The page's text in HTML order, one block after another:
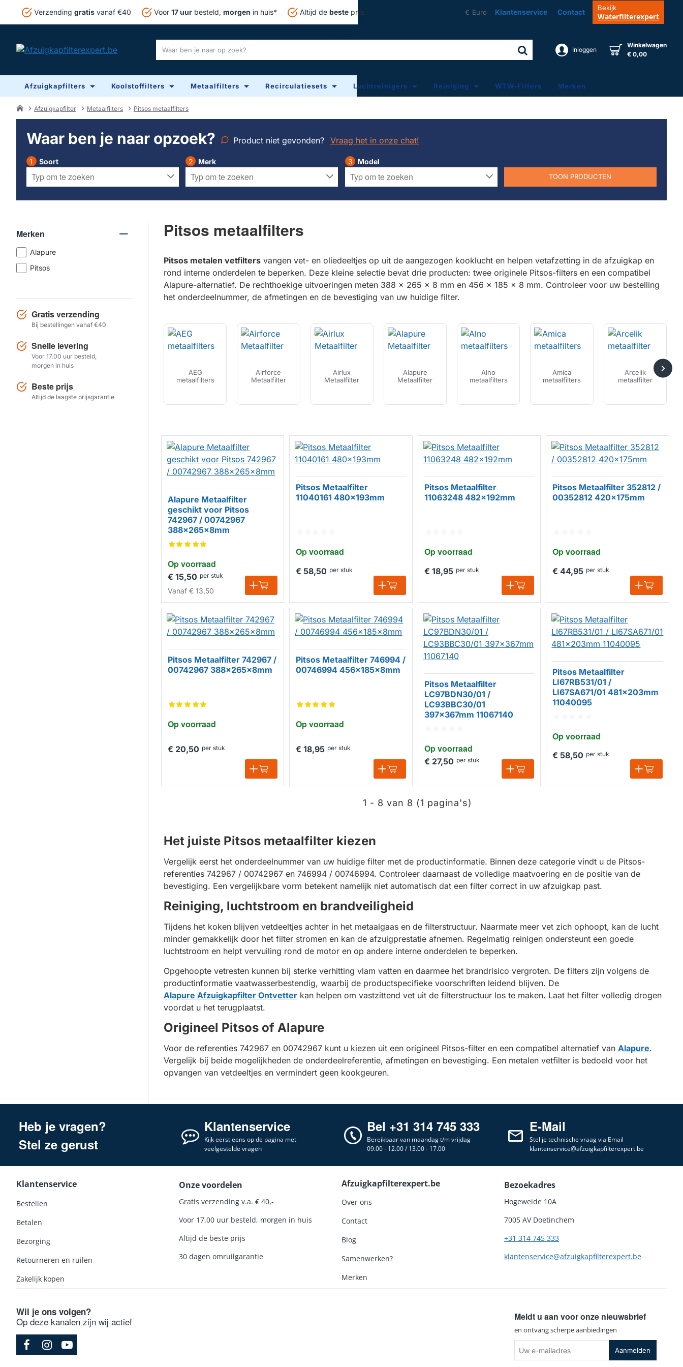
Verzending gratis vanaf €40 Voor 17 uur besteld, morgen in huis* Altijd de beste prijs € Euro Klantenservice Contact
Bekijk
Waterfilterexpert
Waar
je
naar
op
zoek?
Inloggen
Winkelwagen
€ 0,00
Afzuigkapfilters Koolstoffilters Metaalfilters Recirculatiesets Luchtreinigers Reiniging WTW-Filters Merken
Afzuigkapfilter Metaalfilters Pitsos metaalfilters
Waar ben je naar opzoek? Product niet gevonden? Vraag het in onze chat!
Soort Merk Model
TOON PRODUCTEN
Merken
Alapure
Pitsos
Gratis verzending
Bij bestellingen vanaf €40
Snelle levering
Voor 17.00 uur besteld,
morgen in huis
Beste prijs
Altijd de laagste prijsgarantie
Pitsos metaalfilters
Pitsos metalen vetfilters vangen vet- en oliedeeltjes op uit de aangezogen kooklucht en helpen vetafzetting in de afzuigkap en
rond interne onderdelen te beperken. Deze kleine selectie bevat drie producten: twee originele Pitsos-filters en een compatibel
Alapure-alternatief. De rechthoekige uitvoeringen meten 388 x 265 x 8 mm en 456 x 185 x 8 mm. Controleer voor uw bestelling
het onderdeelnummer, de afmetingen en de bevestiging van uw huidige filter.
AEG
metaalfilters
Airforce
Metaalfilter
Airlux
Metaalfilter
Alapure
Metaalfilter
Alno
metaalfilters
Amica
metaalfilters
Arcelik
metaalfilter
HUISMERK
Op voorraad
Alapure Metaalfilter
geschikt voor Pitsos
742967 / 00742967
388x265x8mm
€ 15,50 per stuk
Vanaf € 13,50
Op voorraad
Pitsos Metaalfilter
11040161 480x193mm
€ 58,50 per stuk
Op voorraad
Pitsos Metaalfilter
11063248 482x192mm
€ 18,95 per stuk
Op voorraad
Pitsos Metaalfilter 352812 /
00352812 420x175mm
€ 44,95 per stuk
Op voorraad
Pitsos Metaalfilter 742967 /
00742967 388x265x8mm
€ 20,50 per stuk
Op voorraad
Pitsos Metaalfilter 746994 /
00746994 456x185x8mm
€ 18,95 per stuk Op voorraad
Pitsos Metaalfilter
LC97BDN30/01 /
LC93BBC30/01
397x367mm 11067140
€ 27,50 per stuk
Op voorraad
Pitsos Metaalfilter
LI67RB531/01 /
LI67SA671/01 481x203mm
11040095
€ 58,50 per stuk
1 - 8 van 8 (1 pagina's)
Het juiste Pitsos metaalfilter kiezen
Vergelijk eerst het onderdeelnummer van uw huidige filter met de productinformatie. Binnen deze categorie vindt u de Pitsos-
referenties 742967 / 00742967 en 746994 / 00746994. Controleer daarnaast de volledige maatvoering en de positie van de
bevestiging. Een vergelijkbare vorm betekent namelijk niet automatisch dat een filter correct in uw afzuigkap past.
Reiniging, luchtstroom en brandveiligheid
Tijdens het koken blijven vetdeeltjes achter in het metaalgaas en de filterstructuur. Naarmate meer vet zich ophoopt, kan de lucht
minder gemakkelijk door het filter stromen en kan de afzuigprestatie afnemen. Regelmatig reinigen ondersteunt een goede
luchtstroom en helpt vervuiling rond de motor en op andere interne onderdelen te beperken.
Opgehoopte vetresten kunnen bij sterke verhitting vlam vatten en daarmee het brandrisico vergroten. De filters zijn volgens de
productinformatie vaatwasserbestendig, waarbij de productspecifieke voorschriften leidend blijven. De
Alapure Afzuigkapfilter Ontvetter kan helpen om vastzittend vet uit de filterstructuur los te maken. Laat het filter volledig drogen
voordat u het terugplaatst.
Origineel Pitsos of Alapure
Voor de referenties 742967 en 00742967 kunt u kiezen uit een origineel Pitsos-filter en een compatibel alternatief van Alapure.
Vergelijk bij beide mogelijkheden de onderdeelreferentie, afmetingen en bevestiging. Een metalen vetfilter is bedoeld voor het
opvangen van vetdeeltjes en vermindert geen kookgeuren.
Heb je vragen?
Stel ze gerust
Klantenservice
Kijk eerst eens op de pagina met
veelgestelde vragen
Bel +31 314 745 333
Bereikbaar van maandag t/m vrijdag
09.00 - 12.00 / 13.00 - 17.00
E-Mail
Stel je technische vraag via Email
klantenservice@afzuigkapfilterexpert.be
Klantenservice
Bestellen
Betalen
Bezorging
Retourneren en ruilen
Zakelijk kopen
Onze voordelen
Gratis verzending v.a. € 40,-
Voor 17.00 uur besteld, morgen in huis
Altijd de beste prijs
30 dagen omruilgarantie
Afzuigkapfilterexpert.be
Over ons
Contact
Blog
Samenwerken?
Merken
Bezoekadres
Hogeweide 10A
7005 AV Doetinchem
+31 314 745 333
klantenservice@afzuigkapfilterexpert.be
Wil je ons volgen?
Op deze kanalen zijn wij actief Meldt u aan voor onze nieuwsbrief
en ontvang scherpe aanbiedingen
e-
Aanmelden